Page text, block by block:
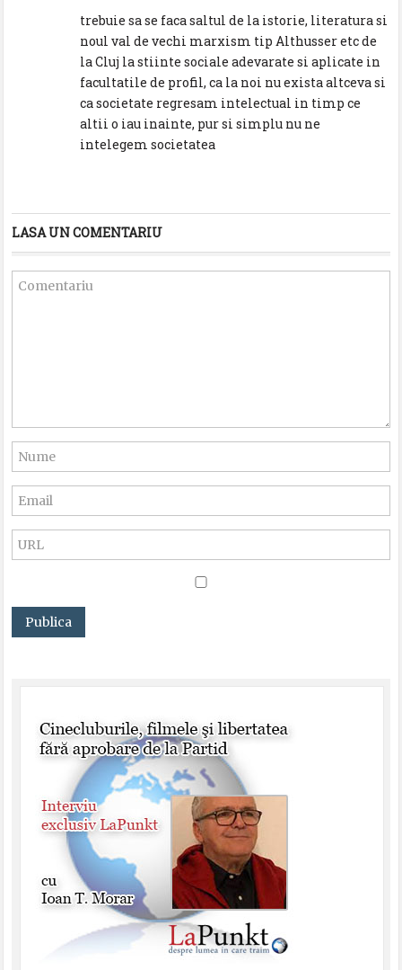
trebuie sa se faca saltul de la istorie, literatura si
noul val de vechi marxism tip Althusser etc de
la Cluj la stiinte sociale adevarate si aplicate in
facultatile de profil, ca la noi nu exista altceva si
ca societate regresam intelectual in timp ce
altii o iau inainte, pur si simplu nu ne
intelegem societatea
LASA UN COMENTARIU